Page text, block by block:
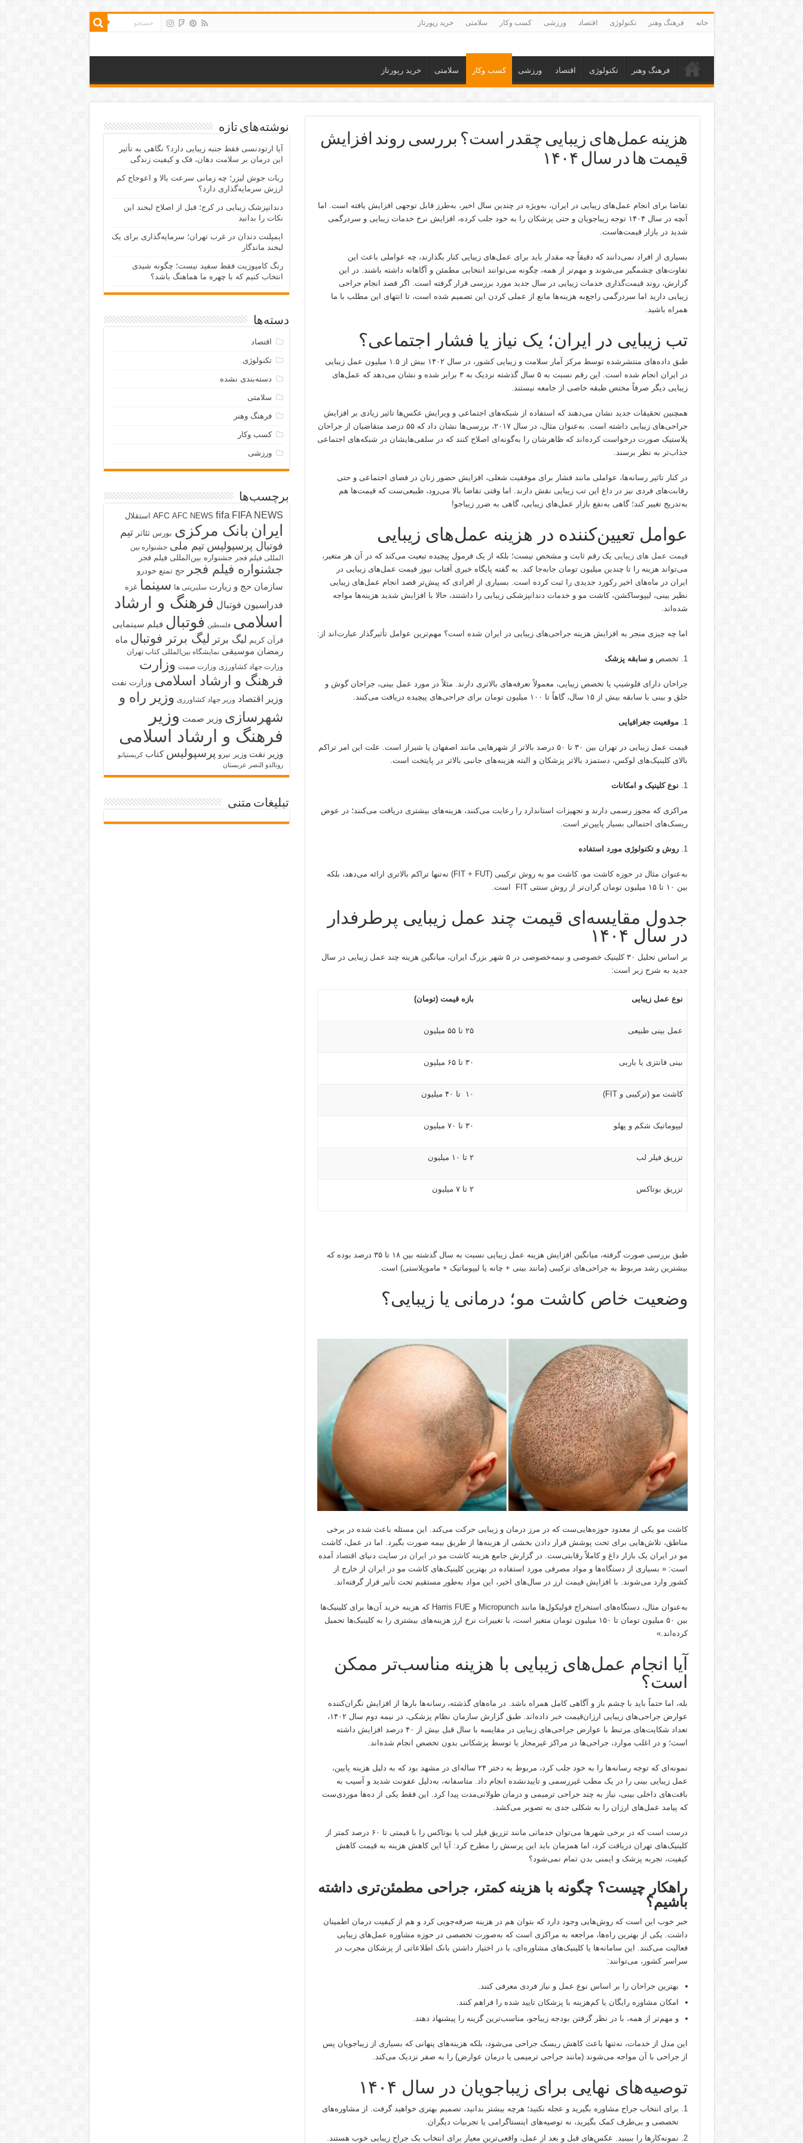
خانه فرهنگ وهنر تکنولوژی اقتصاد ورزشی کسب وکار سلامتی خرید رپورتاز
فرهنگ وهنر تکنولوژی اقتصاد ورزشی کسب وکار سلامتی خرید رپورتاز
هزینه عمل‌های زیبایی چقدر است؟ بررسی روند افزایش
قیمت ها در سال ۱۴۰۴
تقاضا برای انجام عمل‌های زیبایی در ایران، به‌ویژه در چندین سال اخیر، به‌طرز قابل توجهی افزایش یافته است. اما
آنچه در سال ۱۴۰۴ توجه زیباجویان و حتی پزشکان را به خود جلب کرده، افزایش نرخ خدمات زیبایی و سردرگمی
شدید در بازار قیمت‌هاست.
بسیاری از افراد نمی‌دانند که دقیقاً چه مقدار باید برای عمل‌های زیبایی کنار بگذارند، چه عواملی باعث این
تفاوت‌های چشمگیر می‌شوند و مهم‌تر از همه، چگونه می‌توانند انتخابی مطمئن و آگاهانه داشته باشند. در این
گزارش، روند قیمت‌گذاری خدمات زیبایی در سال جدید مورد بررسی قرار گرفته است. اگر قصد انجام جراحی
زیبایی دارید اما سردرگمی راجع‌به هزینه‌ها مانع از عملی کردن این تصمیم شده است، تا انتهای این مطلب با ما
همراه باشید.
تب زیبایی در ایران؛ یک نیاز یا فشار اجتماعی؟
طبق داده‌های منتشرشده توسط مرکز آمار سلامت و زیبایی کشور، در سال ۱۴۰۲ بیش از ۱.۵ میلیون عمل زیبایی
در ایران انجام شده است. این رقم نسبت به ۵ سال گذشته نزدیک به ۳ برابر شده و نشان می‌دهد که عمل‌های
زیبایی دیگر صرفاً مختص طبقه خاصی از جامعه نیستند.
همچنین تحقیقات جدید نشان می‌دهند که استفاده از شبکه‌های اجتماعی و ویرایش عکس‌ها تاثیر زیادی بر افزایش
جراحی‌های زیبایی داشته است. به‌عنوان مثال، در سال ۲۰۱۷، بررسی‌ها نشان داد که ۵۵ درصد متقاضیان از جراحان
پلاستیک صورت درخواست کرده‌اند که ظاهرشان را به‌گونه‌ای اصلاح کنند که در سلفی‌هایشان در شبکه‌های اجتماعی
جذاب‌تر به نظر برسند.
در کنار تاثیر رسانه‌ها، عواملی مانند فشار برای موفقیت شغلی، افزایش حضور زنان در فضای اجتماعی و حتی
رقابت‌های فردی نیز در داغ این تب زیبایی نقش دارند. اما وقتی تقاضا بالا می‌رود، طبیعی‌ست که قیمت‌ها هم
به‌تدریج تغییر کند؛ گاهی به‌نفع بازار عمل‌های زیبایی، گاهی به ضرر زیباجو!
عوامل تعیین‌کننده در هزینه عمل‌های زیبایی
قیمت عمل های زیبایی یک رقم ثابت و مشخص نیست؛ بلکه از یک فرمول پیچیده تبعیت می‌کند که در آن هر متغیر،
می‌تواند هزینه را تا چندین میلیون تومان جابه‌جا کند. به گفته پایگاه خبری آفتاب نیوز قیمت عمل‌های زیبایی در
ایران در ماه‌های اخیر رکورد جدیدی را ثبت کرده است. بسیاری از افرادی که پیش‌تر قصد انجام عمل‌های زیبایی
نظیر بینی، لیپوساکشن، کاشت مو و خدمات دندانپزشکی زیبایی را داشتند، حالا با افزایش شدید هزینه‌ها مواجه
شده‌اند.
اما چه چیزی منجر به افزایش هزینه جراحی‌های زیبایی در ایران شده است؟ مهم‌ترین عوامل تأثیرگذار عبارت‌اند از:
تخصصو سابقه پزشک
جراحان دارای فلوشیپ یا تخصص زیبایی، معمولاً تعرفه‌های بالاتری دارند. مثلاً در مورد عمل بینی، جراحان گوش‌ و
حلق‌ و بینی با سابقه بیش از ۱۵ سال، گاهاً تا ۱۰۰ میلیون تومان برای جراحی‌های پیچیده دریافت می‌کنند.
موقعیت جغرافیایی
قیمت عمل زیبایی در تهران بین ۳۰ تا ۵۰ درصد بالاتر از شهرهایی مانند اصفهان یا شیراز است. علت این امر تراکم
بالای کلینیک‌های لوکس، دستمزد بالاتر پزشکان و البته هزینه‌های جانبی بالاتر در پایتخت است.
نوع کلینیک و امکانات
مراکزی که مجوز رسمی دارند و تجهیزات استاندارد را رعایت می‌کنند، هزینه‌های بیشتری دریافت می‌کنند؛ در عوض
ریسک‌های احتمالی بسیار پایین‌تر است.
روش و تکنولوژی مورد استفاده
به‌عنوان مثال در حوزه کاشت مو، کاشت مو به روش ترکیبی (FIT + FUT) نه‌تنها تراکم بالاتری ارائه می‌دهد، بلکه
بین ۱۰ تا ۱۵ میلیون تومان گران‌تر از روش سنتی FIT است.
جدول مقایسه‌ای قیمت چند عمل زیبایی پرطرفدار
در سال ۱۴۰۴
بر اساس تحلیل ۳۰ کلینیک خصوصی و نیمه‌خصوصی در ۵ شهر بزرگ ایران، میانگین هزینه چند عمل زیبایی در سال
جدید به شرح زیر است:
نوع عمل زیبایی بازه قیمت (تومان)
عمل بینی طبیعی ۲۵ تا ۵۵ میلیون
بینی فانتزی یا باربی ۳۰ تا ۶۵ میلیون
کاشت مو (ترکیبی و FIT) ۱۰ تا ۴۰ میلیون
لیپوماتیک شکم و پهلو ۳۰ تا ۷۰ میلیون
تزریق فیلر لب ۲ تا ۱۰ میلیون
تزریق بوتاکس ۲ تا ۷ میلیون
طبق بررسی صورت گرفته، میانگین افزایش هزینه عمل زیبایی نسبت به سال گذشته بین ۱۸ تا ۳۵ درصد بوده که
بیشترین رشد مربوط به جراحی‌های ترکیبی (مانند بینی + چانه یا لیپوماتیک + ماموپلاستی) است.
وضعیت خاص کاشت مو؛ درمانی یا زیبایی؟
کاشت مو یکی از معدود حوزه‌هایی‌ست که در مرز درمان و زیبایی حرکت می‌کند. این مسئله باعث شده در برخی
مناطق، تلاش‌هایی برای تحت پوشش قرار دادن بخشی از هزینه‌ها از طریق بیمه صورت بگیرد. اما در عمل، کاشت
مو در ایران یک بازار داغ و کاملاً رقابتی‌ست. در گزارش جامع هزینه کاشت مو در ایران در سایت دنیای اقتصاد آمده
است: « بسیاری از دستگاه‌ها و مواد مصرفی مورد استفاده در بهترین کلینیک‌های کاشت مو در ایران از خارج از
کشور وارد می‌شوند. با افزایش قیمت ارز در سال‌های اخیر، این مواد به‌طور مستقیم تحت تأثیر قرار گرفته‌اند.
به‌عنوان مثال، دستگاه‌های استخراج فولیکول‌ها مانند Micropunch و Harris FUE که هزینه خرید آن‌ها برای کلینیک‌ها
بین ۵۰ میلیون تومان تا ۱۵۰ میلیون تومان متغیر است، با تغییرات نرخ ارز هزینه‌های بیشتری را به کلینیک‌ها تحمیل
کرده‌اند.»
آیا انجام عمل‌های زیبایی با هزینه مناسب‌تر ممکن
است؟
بله، اما حتماً باید با چشم باز و آگاهی کامل همراه باشد. در ماه‌های گذشته، رسانه‌ها بارها از افزایش نگران‌کننده
عوارض جراحی‌های زیبایی ارزان‌قیمت خبر
داده‌اند. طبق گزارش سازمان نظام پزشکی، در نیمه دوم سال ۱۴۰۲،
تعداد شکایت‌های مرتبط با عوارض جراحی‌های زیبایی در مقایسه با سال قبل بیش از ۴۰ درصد افزایش داشته
است؛ و در اغلب موارد، جراحی‌ها در مراکز غیرمجاز یا توسط پزشکانی بدون تخصص انجام شده‌اند.
نمونه‌ای که توجه رسانه‌ها را به خود جلب کرد، مربوط به دختر ۲۴ ساله‌ای در مشهد بود که به دلیل هزینه پایین،
عمل زیبایی بینی را در یک مطب غیررسمی و تاییدنشده انجام داد. متاسفانه، به‌دلیل عفونت شدید و آسیب به
بافت‌های داخلی بینی، نیاز به چند جراحی ترمیمی و درمان طولانی‌مدت پیدا کرد. این فقط یکی از ده‌ها موردی‌ست
که پیامد عمل‌های ارزان را به شکلی جدی به تصویر می‌کشد.
درست است که در برخی شهرها می‌توان خدماتی مانند تزریق فیلر لب یا بوتاکس را با قیمتی تا ۶۰ درصد کمتر از
کلینیک‌های تهران دریافت کرد، اما همزمان باید این پرسش را مطرح کرد: آیا این کاهش هزینه به قیمت کاهش
کیفیت، تجربه پزشک و ایمنی بدن تمام نمی‌شود؟
راهکار چیست؟ چگونه با هزینه کمتر، جراحی مطمئن‌تری داشته
باشیم؟
خبر خوب این است که روش‌هایی وجود دارد که بتوان هم در هزینه صرفه‌جویی کرد و هم از کیفیت درمان اطمینان
داشت. یکی از بهترین راه‌ها، مراجعه به مراکزی است که به‌صورت تخصصی در حوزه مشاوره عمل‌های زیبایی
فعالیت می‌کنند. این سامانه‌ها یا کلینیک‌های مشاوره‌ای، با در اختیار داشتن بانک اطلاعاتی از پزشکان مجرب در
سراسر کشور، می‌توانند:
بهترین جراحان را بر اساس نوع عمل و نیاز فردی معرفی کنند.
امکان مشاوره رایگان یا کم‌هزینه با پزشکان تایید شده را فراهم کنند.
و مهم‌تر از همه، با در نظر گرفتن بودجه زیباجو، مناسب‌ترین گزینه را پیشنهاد دهند.
این مدل از خدمات، نه‌تنها باعث کاهش ریسک جراحی می‌شود، بلکه هزینه‌های پنهانی که بسیاری از زیباجویان پس
از جراحی با آن مواجه می‌شوند (مانند جراحی ترمیمی یا درمان عوارض) را به صفر نزدیک می‌کند.
توصیه‌های نهایی برای زیباجویان در سال ۱۴۰۴
برای انتخاب جراح مشاوره بگیرید و عجله نکنید؛ هرچه بیشتر بدانید، تصمیم بهتری خواهید گرفت. از مشاوره‌های
تخصصی و بی‌طرف کمک بگیرید، نه توصیه‌های اینستاگرامی یا تجربیات دیگران.
نمونه‌کارها را ببینید. عکس‌های قبل و بعد از عمل، واقعی‌ترین معیار برای انتخاب یک جراح زیبایی خوب هستند.
نوشته‌های تازه
آیا ارتودنسی فقط جنبه زیبایی دارد؟ نگاهی به تأثیر
این درمان بر سلامت دهان، فک و کیفیت زندگی
ربات جوش لیزر؛ چه زمانی سرعت بالا و اعوجاج کم
ارزش سرمایه‌گذاری دارد؟
دندانپزشک زیبایی در کرج؛ قبل از اصلاح لبخند این
نکات را بدانید
ایمپلنت دندان در غرب تهران؛ سرمایه‌گذاری برای یک
لبخند ماندگار
رنگ کامپوزیت فقط سفید نیست؛ چگونه شیدی
انتخاب کنیم که با چهره ما هماهنگ باشد؟
دسته‌ها
اقتصاد
تکنولوژی
دسته‌بندی نشده
سلامتی
فرهنگ وهنر
کسب وکار
ورزشی
برچسب‌ها
AFC AFC NEWS fifa FIFA NEWS استقلال
ایران بانک مرکزی بورس تئاتر تیم
فوتبال پرسپولیس تیم ملی جشنواره بین
المللی فیلم فجر جشنواره بین‌المللی فیلم فجر
جشنواره فیلم فجر حج تمتع خودرو
سازمان حج و زیارت سلبریتی ها سینما غزه
فدراسیون فوتبال فرهنگ و ارشاد
اسلامی فلسطین فوتبال فیلم سینمایی
قرآن کریم لیگ برتر لیگ برتر فوتبال ماه
رمضان موسیقی نمایشگاه بین‌المللی کتاب تهران
وزارت جهاد کشاورزی وزارت صمت وزارت
فرهنگ و ارشاد اسلامی وزارت نفت
وزیر اقتصاد وزیر جهاد کشاورزی وزیر راه و
شهرسازی وزیر صمت وزیر
فرهنگ و ارشاد اسلامی
وزیر نفت وزیر نیرو پرسپولیس کتاب کریستیانو
رونالدو النصر عربستان
تبلیغات متنی